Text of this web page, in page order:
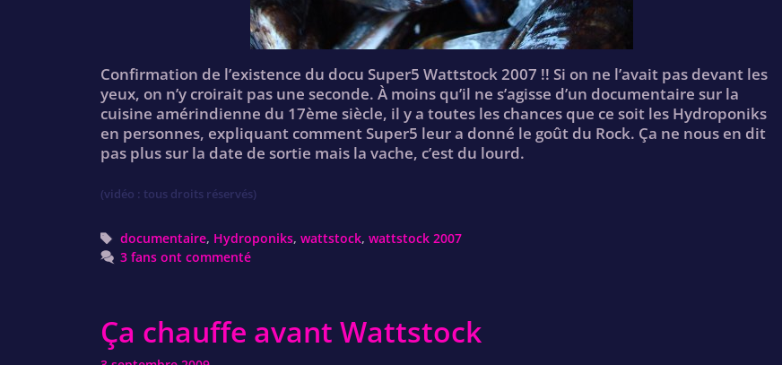
Confirmation de l’existence du docu Super5 Wattstock 2007 !! Si on ne l’avait pas devant les
yeux, on n’y croirait pas une seconde. À moins qu’il ne s’agisse d’un documentaire sur la
cuisine amérindienne du 17ème siècle, il y a toutes les chances que ce soit les Hydroponiks
en personnes, expliquant comment Super5 leur a donné le goût du Rock. Ça ne nous en dit
pas plus sur la date de sortie mais la vache, c’est du lourd.
(vidéo : tous droits réservés)
Tags
documentaire, Hydroponiks, wattstock, wattstock 2007
3 fans ont commenté
Ça chauffe avant Wattstock